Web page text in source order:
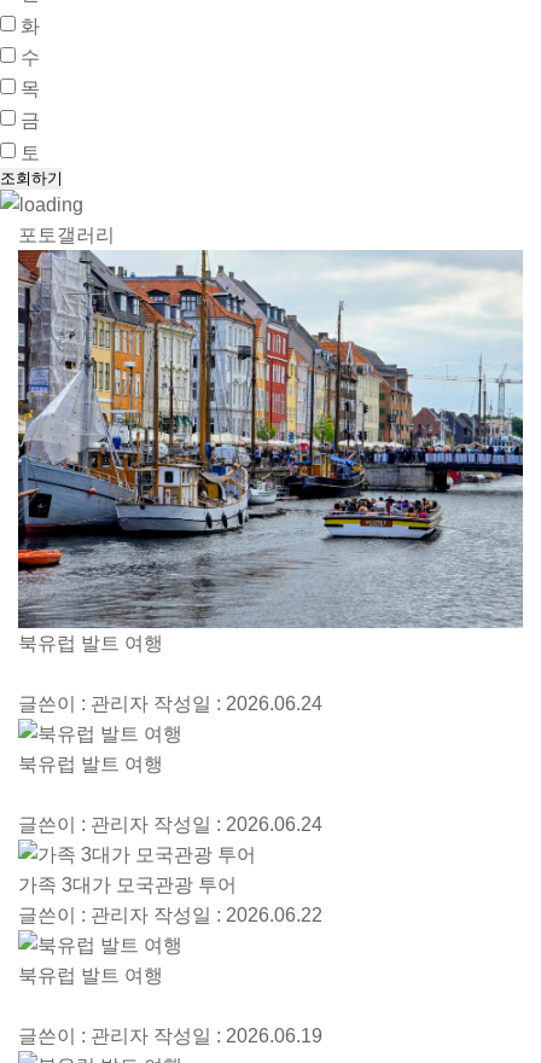
화
수
목
금
토
포토갤러리
북유럽 발트 여행
글쓴이 : 관리자 작성일 : 2026.06.24
북유럽 발트 여행
글쓴이 : 관리자 작성일 : 2026.06.24
가족 3대가 모국관광 투어
글쓴이 : 관리자 작성일 : 2026.06.22
북유럽 발트 여행
글쓴이 : 관리자 작성일 : 2026.06.19